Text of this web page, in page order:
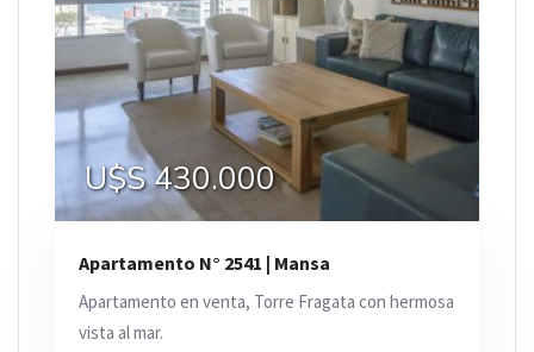
U$S 430.000
Apartamento N° 2541 | Mansa
Apartamento en venta, Torre Fragata con hermosa
vista al mar.